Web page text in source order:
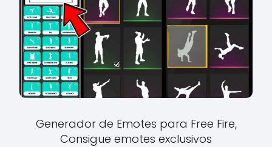
Generador de Emotes para Free Fire,
Consigue emotes exclusivos